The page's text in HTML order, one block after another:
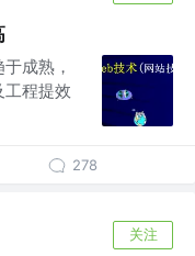
成熟，
程提效
278
关注